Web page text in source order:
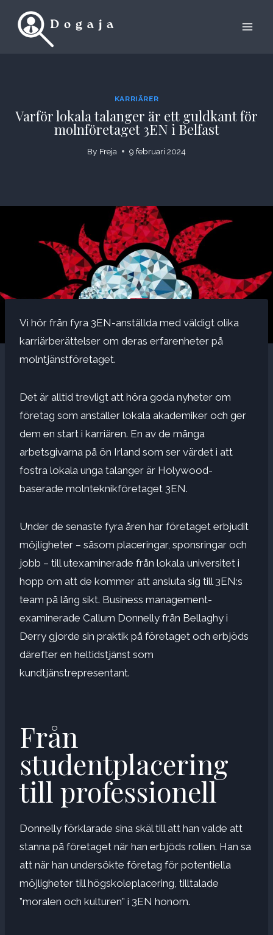
KARRIÄRER
Varför lokala talanger är ett guldkant för
molnföretaget 3EN i Belfast
By Freja 9 februari 2024
Vi hör från fyra 3EN-anställda med väldigt olika
karriärberättelser om deras erfarenheter på
molntjänstföretaget.
Det är alltid trevligt att höra goda nyheter om
företag som anställer lokala akademiker och ger
dem en start i karriären. En av de många
arbetsgivarna på ön Irland som ser värdet i att
fostra lokala unga talanger är Holywood-
baserade molnteknikföretaget 3EN.
Under de senaste fyra åren har företaget erbjudit
möjligheter – såsom placeringar, sponsringar och
jobb – till utexaminerade från lokala universitet i
hopp om att de kommer att ansluta sig till 3EN:s
team på lång sikt. Business management-
examinerade Callum Donnelly från Bellaghy i
Derry gjorde sin praktik på företaget och erbjöds
därefter en heltidstjänst som
kundtjänstrepresentant.
Från
studentplacering
till professionell
Donnelly förklarade sina skäl till att han valde att
stanna på företaget när han erbjöds rollen. Han sa
att när han undersökte företag för potentiella
möjligheter till högskoleplacering, tilltalade
”moralen och kulturen” i 3EN honom.